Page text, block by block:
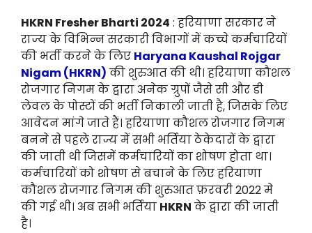
HKRN Fresher Bharti 2024 : हरियाणा सरकार ने
राज्य के विभिन्न सरकारी विभागों में कच्चे कर्मचारियों
की भर्ती करने के लिए Haryana Kaushal Rojgar
Nigam (HKRN) की शुरुआत की थी। हरियाणा कौशल
रोजगार निगम के द्वारा अनेक ग्रुपों जैसे सी और डी
लेवल के पोस्टों की भर्ती निकाली जाती है, जिसके लिए
आवेदन मांगे जाते हैं। हरियाणा कौशल रोजगार निगम
बनने से पहले राज्य में सभी भर्तिया ठेकेदारों के द्वारा
की जाती थी जिसमें कर्मचारियों का शोषण होता था।
कर्मचारियों को शोषण से बचाने के लिए हरियाणा
कौशल रोजगार निगम की शुरुआत फ़रवरी 2022 मे
की गई थी। अब सभी भर्तिया HKRN के द्वारा की जाती
है।